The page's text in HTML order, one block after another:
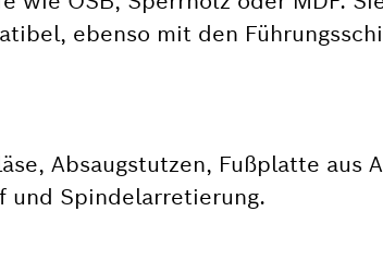
ebenso mit den
Absaugstutzen, Fußplatte aus
und Spindelarretierung.